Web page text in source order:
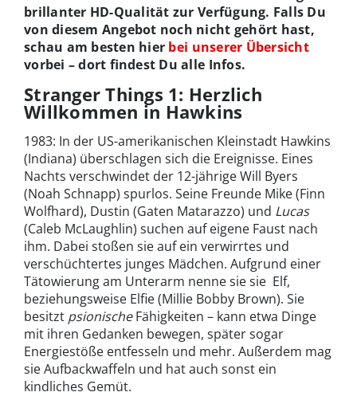
brillanter HD-Qualität zur Verfügung. Falls Du
von diesem Angebot noch nicht gehört hast,
schau am besten hier bei unserer Übersicht
vorbei – dort findest Du alle Infos.
Stranger Things 1: Herzlich
Willkommen in Hawkins
1983: In der US-amerikanischen Kleinstadt Hawkins
(Indiana) überschlagen sich die Ereignisse. Eines
Nachts verschwindet der 12-jährige Will Byers
(Noah Schnapp) spurlos. Seine Freunde Mike (Finn
Wolfhard), Dustin (Gaten Matarazzo) und Lucas
(Caleb McLaughlin) suchen auf eigene Faust nach
ihm. Dabei stoßen sie auf ein verwirrtes und
verschüchtertes junges Mädchen. Aufgrund einer
Tätowierung am Unterarm nenne sie sie Elf,
beziehungsweise Elfie (Millie Bobby Brown). Sie
besitzt psionischeFähigkeiten – kann etwa Dinge
mit ihren Gedanken bewegen, später sogar
Energiestöße entfesseln und mehr. Außerdem mag
sie Aufbackwaffeln und hat auch sonst ein
kindliches Gemüt.